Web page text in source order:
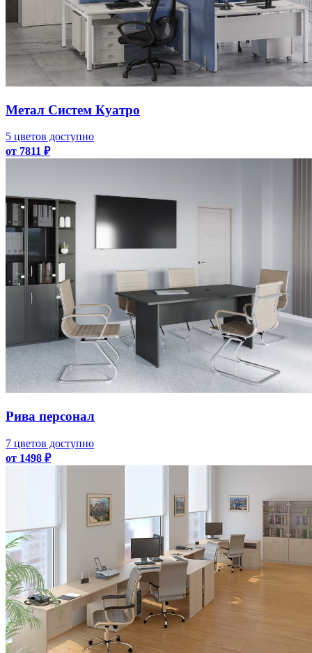
Метал Систем Куатро
5 цветов доступно
от 7811 ₽
Рива персонал
7 цветов доступно
от 1498 ₽